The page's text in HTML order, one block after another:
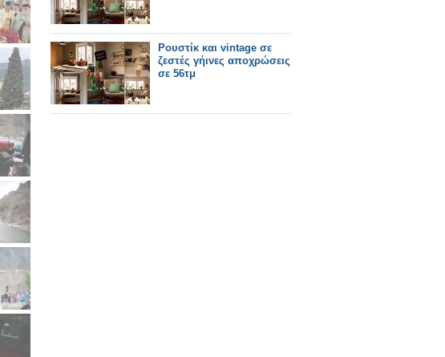
Ρουστίκ και vintage σε
ζεστές γήινες αποχρώσεις
σε 56τμ